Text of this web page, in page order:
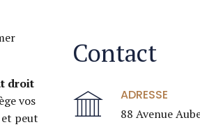
droit
vos
et peut
Contact
ADRESSE
88 Avenue